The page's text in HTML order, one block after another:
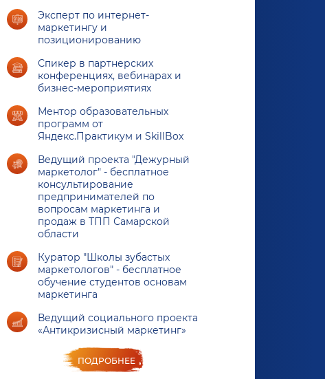
Эксперт по интернет-
маркетингу и
позиционированию
Спикер в партнерских
конференциях, вебинарах и
бизнес-мероприятиях
Ментор образовательных
программ от
Яндекс.Практикум и SkillBox
Ведущий проекта "Дежурный
маркетолог" - бесплатное
консультирование
предпринимателей по
вопросам маркетинга и
продаж в ТПП Самарской
области
Куратор "Школы зубастых
маркетологов" - бесплатное
обучение студентов основам
маркетинга
Ведущий социального проекта
«Антикризисный маркетинг»
ПОДРОБНЕЕ